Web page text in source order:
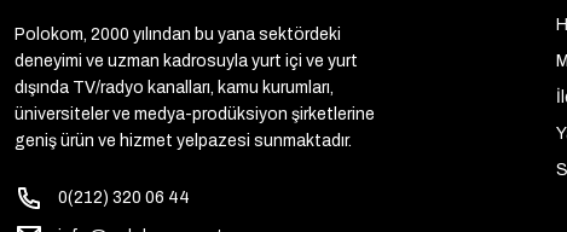
Polokom, 2000 yılından bu yana sektördeki
deneyimi ve uzman kadrosuyla yurt içi ve yurt
dışında TV/radyo kanalları, kamu kurumları,
üniversiteler ve medya-prodüksiyon şirketlerine
geniş ürün ve hizmet yelpazesi sunmaktadır.
0(212) 320 06 44